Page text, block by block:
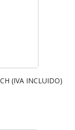
(IVA INCLUIDO)